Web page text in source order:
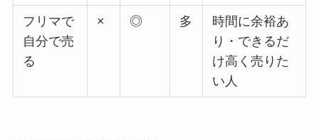
フリマで
自分で売
る
× ◎ 多
時間に余裕あ
り・できるだ
け高く売りた
い人